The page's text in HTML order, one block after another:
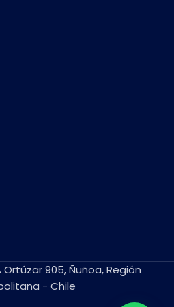
Ortúzar 905, Ñuñoa, Región
- Chile